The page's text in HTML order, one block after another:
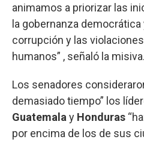
animamos a priorizar las
la gobernanza
corrupción y las
humanos” , señaló la misiva.
Los senadores
demasiado tiempo” los
Guatemala y Honduras
por encima de los de sus